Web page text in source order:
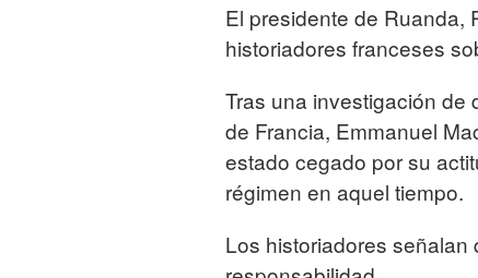
El presidente de Ruanda,
historiadores franceses
Tras una investigación de
de Francia, Emmanuel
estado cegado por su
régimen en aquel tiempo.
Los historiadores